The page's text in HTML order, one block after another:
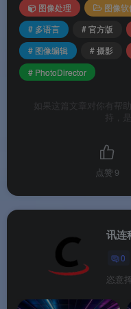
动精细调整每个
✅图层编辑支持
户进行复杂的图
辑海量照片
PhotoDirector 提
软件功能
🎭图层与蒙版编
图像处理
图像软
# 多语言
# 官方版
# 图像编辑
# 摄影
# PhotoDirector
如果这篇文章对你有帮
持，
点赞 9
讯连
0
恣意